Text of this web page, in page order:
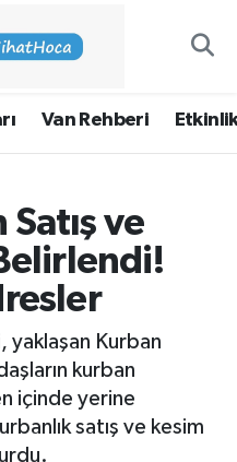
Van Rehberi
Satış ve
yaklaşan Kurban
kurban
içinde yerine
satış ve kesim
ve Fikstür